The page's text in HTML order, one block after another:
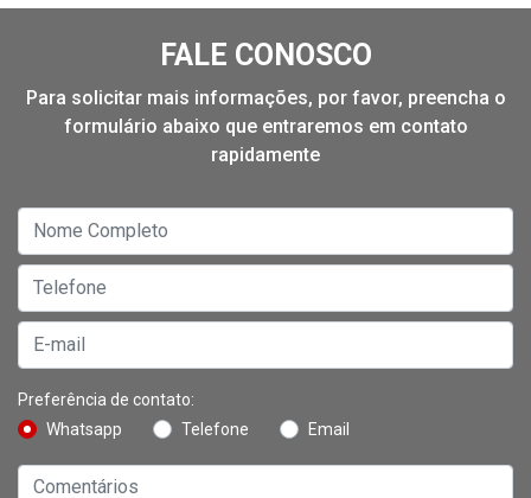
FALE CONOSCO
Para solicitar mais informações, por favor, preencha o
formulário abaixo que entraremos em contato
rapidamente
Preferência de contato:
Whatsapp
Telefone Email